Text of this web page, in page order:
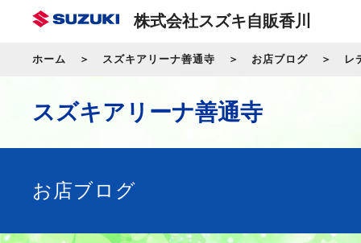
株式会社スズキ自販香川
ホーム スズキアリーナ善通寺 お店ブログ レ
スズキアリーナ善通寺
お店ブログ